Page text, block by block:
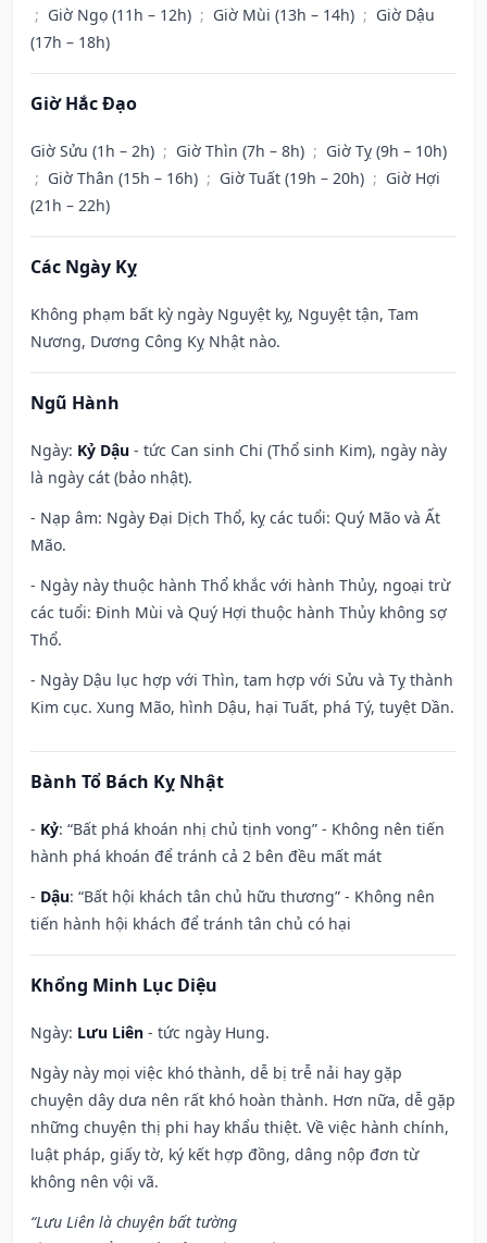
; Giờ Ngọ (11h – 12h) ; Giờ Mùi (13h – 14h) ; Giờ Dậu
(17h – 18h)
Giờ Hắc Đạo
Giờ Sửu (1h – 2h) ; Giờ Thìn (7h – 8h) ; Giờ Tỵ (9h – 10h)
; Giờ Thân (15h – 16h) ; Giờ Tuất (19h – 20h) ; Giờ Hợi
(21h – 22h)
Các Ngày Kỵ
Không phạm bất kỳ ngày Nguyệt kỵ, Nguyệt tận, Tam
Nương, Dương Công Kỵ Nhật nào.
Ngũ Hành
Ngày: Kỷ Dậu - tức Can sinh Chi (Thổ sinh Kim), ngày này
là ngày cát (bảo nhật).
- Nạp âm: Ngày Đại Dịch Thổ, kỵ các tuổi: Quý Mão và Ất
Mão.
- Ngày này thuộc hành Thổ khắc với hành Thủy, ngoại trừ
các tuổi: Đinh Mùi và Quý Hợi thuộc hành Thủy không sợ
Thổ.
- Ngày Dậu lục hợp với Thìn, tam hợp với Sửu và Tỵ thành
Kim cục. Xung Mão, hình Dậu, hại Tuất, phá Tý, tuyệt Dần.
Bành Tổ Bách Kỵ Nhật
- Kỷ: “Bất phá khoán nhị chủ tịnh vong” - Không nên tiến
hành phá khoán để tránh cả 2 bên đều mất mát
- Dậu: “Bất hội khách tân chủ hữu thương” - Không nên
tiến hành hội khách để tránh tân chủ có hại
Khổng Minh Lục Diệu
Ngày: Lưu Liên - tức ngày Hung.
Ngày này mọi việc khó thành, dễ bị trễ nải hay gặp
chuyện dây dưa nên rất khó hoàn thành. Hơn nữa, dễ gặp
những chuyện thị phi hay khẩu thiệt. Về việc hành chính,
luật pháp, giấy tờ, ký kết hợp đồng, dâng nộp đơn từ
không nên vội vã.
“Lưu Liên là chuyện bất tường